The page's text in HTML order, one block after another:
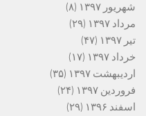
شهریور ۱۳۹۷
(۸)
مرداد ۱۳۹۷
(۲۹)
تیر ۱۳۹۷
(۴۷)
خرداد ۱۳۹۷
(۱۷)
اردیبهشت ۱۳۹۷
(۳۵)
فروردین ۱۳۹۷
(۲۴)
اسفند ۱۳۹۶
(۲۹)